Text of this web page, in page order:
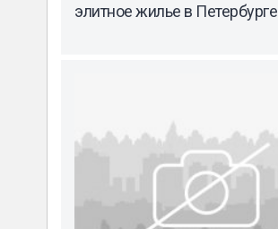
элитное жилье в Петербурге